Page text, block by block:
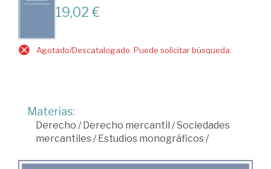
19,02 €
Agotado/Descatalogado. Puede solicitar búsqueda.
Materias:
Derecho /Derecho mercantil /Sociedades
mercantiles/Estudios monográficos/